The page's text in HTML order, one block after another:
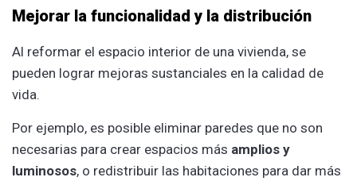
Mejorar la funcionalidad y la distribución
Al reformar el espacio interior de una vivienda, se
pueden lograr mejoras sustanciales en la calidad de
vida.
Por ejemplo, es posible eliminar paredes que no son
necesarias para crear espacios más amplios y
luminosos, o redistribuir las habitaciones para dar más